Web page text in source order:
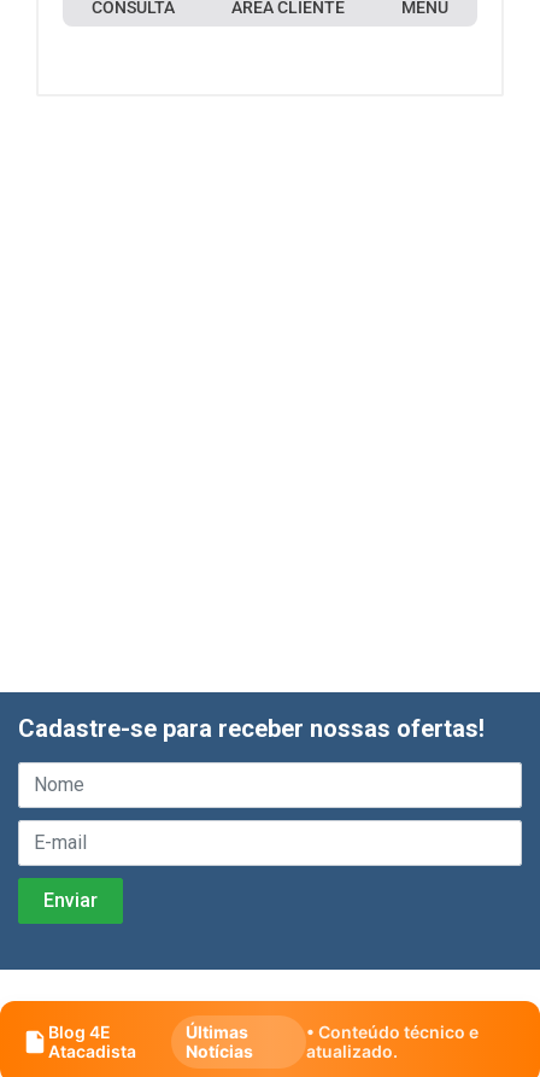
Cadastre-se para receber nossas ofertas!
Blog 4E
Atacadista
Últimas
Notícias
• Conteúdo técnico e
atualizado.